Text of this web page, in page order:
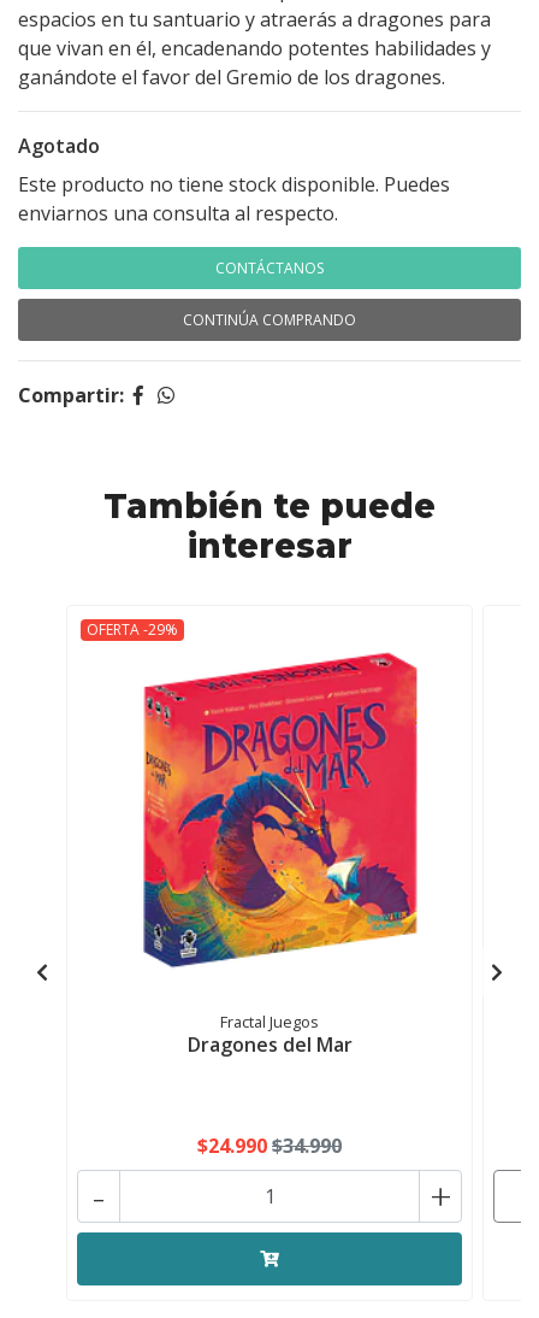
espacios en tu santuario y atraerás a dragones para
que vivan en él, encadenando potentes habilidades y
ganándote el favor del Gremio de los dragones.
Agotado
Este producto no tiene stock disponible. Puedes
enviarnos una consulta al respecto.
CONTÁCTANOS
CONTINÚA COMPRANDO
Compartir:
También te puede
interesar
OFERTA -29%
Fractal Juegos
Dragones del Mar
$24.990$34.990
+
-